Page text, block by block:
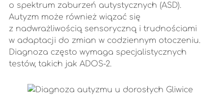
o spektrum zaburzeń autystycznych (ASD).
Autyzm może również wiązać się
z nadwrażliwością sensoryczną i trudnościami
w adaptacji do zmian w codziennym otoczeniu.
Diagnoza często wymaga specjalistycznych
testów, takich jak ADOS-2.